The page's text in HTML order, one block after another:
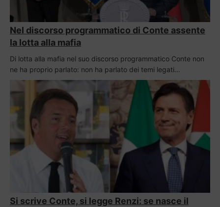
Nel discorso programmatico di Conte assente
la lotta alla mafia
Di lotta alla mafia nel suo discorso programmatico Conte non
ne ha proprio parlato: non ha parlato dei temi legati…
Si scrive Conte, si legge Renzi: se nasce il